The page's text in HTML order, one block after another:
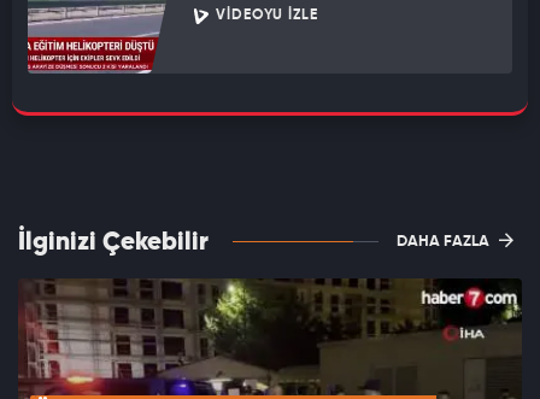
VIDEOYU İZLE
İlginizi Çekebilir DAHA FAZLA